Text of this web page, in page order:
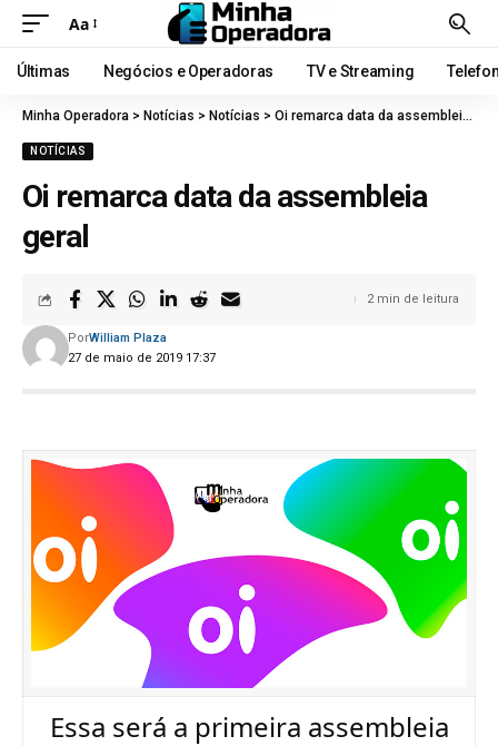
Aa
Últimas Negócios e Operadoras TV e Streaming
Minha Operadora > Notícias > Notícias > Oi remarca data da assembleia geral
NOTÍCIAS
Oi remarca data da assembleia
geral
27 de maio de 2019 17:37
PorWilliam Plaza
2 min de leitura
Essa será a primeira assembleia